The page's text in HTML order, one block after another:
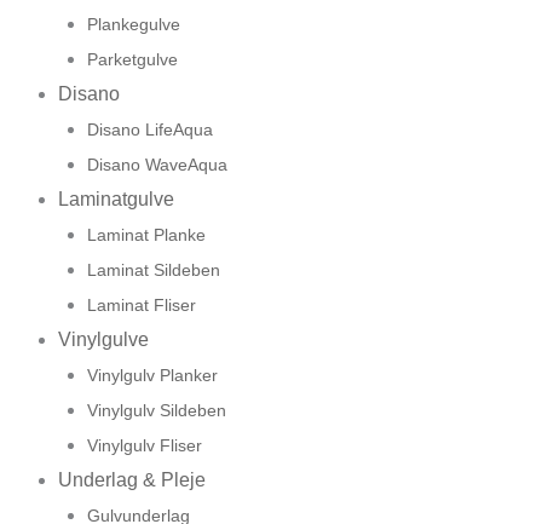
Plankegulve
Parketgulve
Disano
Disano LifeAqua
Disano WaveAqua
Laminatgulve
Laminat Planke
Laminat Sildeben
Laminat Fliser
Vinylgulve
Vinylgulv Planker
Vinylgulv Sildeben
Vinylgulv Fliser
Underlag & Pleje
Gulvunderlag